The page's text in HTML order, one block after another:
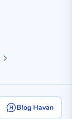
Blog Havan